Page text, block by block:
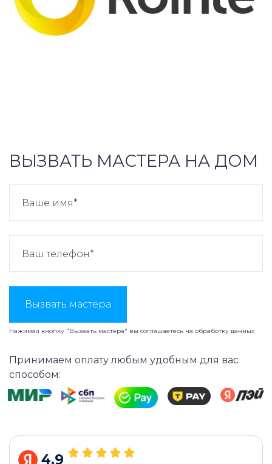
ВЫЗВАТЬ МАСТЕРА НА ДОМ
Вызвать мастера
Нажимая кнопку "Вызвать мастера" вы соглашаетесь на обработку данных
Принимаем оплату любым удобным для вас
способом:
4.9